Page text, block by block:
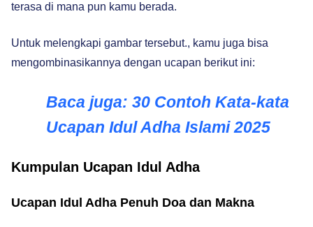
terasa di mana pun kamu berada.
Untuk melengkapi gambar tersebut., kamu juga bisa
mengombinasikannya dengan ucapan berikut ini:
Baca juga: 30 Contoh Kata-kata
Ucapan Idul Adha Islami 2025
Kumpulan Ucapan Idul Adha
Ucapan Idul Adha Penuh Doa dan Makna